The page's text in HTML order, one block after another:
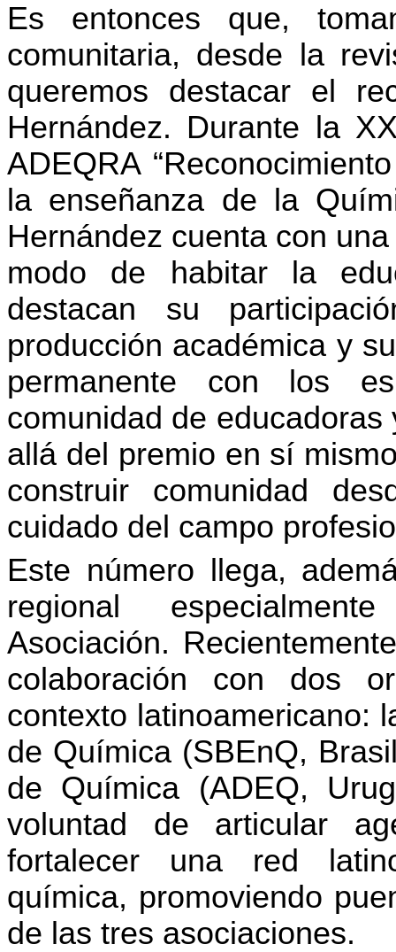
Es entonces que,
comunitaria, desde la
queremos destacar el
Hernández. Durante la
ADEQRA
la enseñanza de la
Hernández cuenta con
modo de habitar la
destacan su
producción académica y
permanente con los
comunidad de
allá del premio en sí
construir comunidad
cuidado del campo
Este número llega,
regional
Asociación.
colaboración con dos
contexto latinoamericano:
de Química (SBEnQ,
de Química (ADEQ,
voluntad de articular
fortalecer una red
química, promoviendo
de las tres asociaciones.